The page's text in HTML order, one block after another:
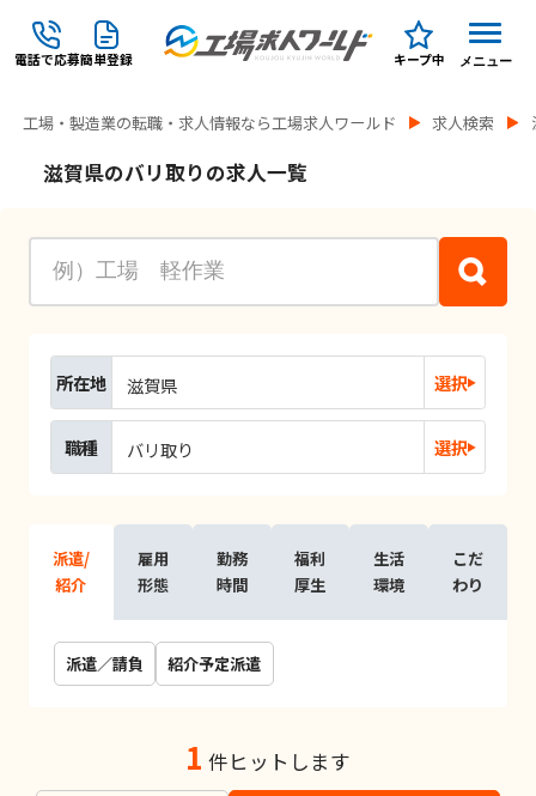
電話で応募簡単登録 キープ中 メニュー
工場・製造業の転職・求人情報なら工場求人ワールド 求人検索
滋賀県のバリ取りの求人一覧
所在地 滋賀県 選択
職種 バリ取り 選択
派遣/
紹介
雇用
形態
勤務
時間
福利
厚生
生活
環境
こだ
わり
派遣／請負 紹介予定派遣
1 件ヒットします